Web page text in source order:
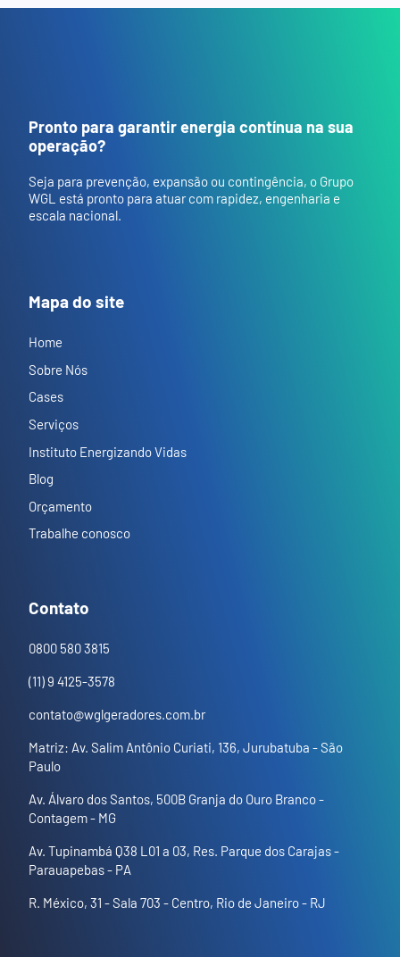
Pronto para garantir energia contínua na sua
operação?
Seja para prevenção, expansão ou contingência, o Grupo
WGL está pronto para atuar com rapidez, engenharia e
escala nacional.
Mapa do site
Home
Sobre Nós
Cases
Serviços
Instituto Energizando Vidas
Blog
Orçamento
Trabalhe conosco
Contato
0800 580 3815
(11) 9 4125-3578
contato@wglgeradores.com.br
Matriz: Av. Salim Antônio Curiati, 136, Jurubatuba - São
Paulo
Av. Álvaro dos Santos, 500B Granja do Ouro Branco -
Contagem - MG
Av. Tupinambá Q38 L01 a 03, Res. Parque dos Carajas -
Parauapebas - PA
R. México, 31 - Sala 703 - Centro, Rio de Janeiro - RJ